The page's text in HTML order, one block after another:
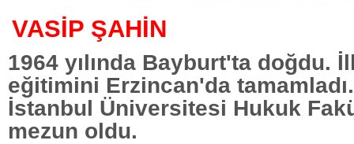
VASİP ŞAHİN
1964 yılında Bayburt'ta doğdu.
eğitimini Erzincan'da tamamladı.
İstanbul Üniversitesi Hukuk
mezun oldu.